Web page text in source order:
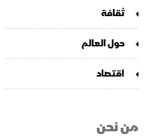
ثقافة
حول العالم
اقتصاد
من نحن